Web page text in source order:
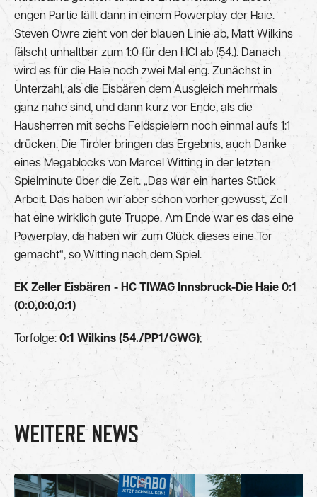
engen Partie fällt dann in einem Powerplay der Haie.
Steven Owre zieht von der blauen Linie ab, Matt Wilkins
fälscht unhaltbar zum 1:0 für den HCI ab (54.). Danach
wird es für die Haie noch zwei Mal eng. Zunächst in
Unterzahl, als die Eisbären dem Ausgleich mehrmals
ganz nahe sind, und dann kurz vor Ende, als die
Hausherren mit sechs Feldspielern noch einmal aufs 1:1
drücken. Die Tiroler bringen das Ergebnis, auch Danke
eines Megablocks von Marcel Witting in der letzten
Spielminute über die Zeit. „Das war ein hartes Stück
Arbeit. Das haben wir aber schon vorher gewusst, Zell
hat eine wirklich gute Truppe. Am Ende war es das eine
Powerplay, da haben wir zum Glück dieses eine Tor
gemacht“, so Witting nach dem Spiel.
EK Zeller Eisbären - HC TIWAG Innsbruck-Die Haie 0:1
(0:0,0:0,0:1)
Torfolge: 0:1 Wilkins (54./PP1/GWG);
WEITERE NEWS